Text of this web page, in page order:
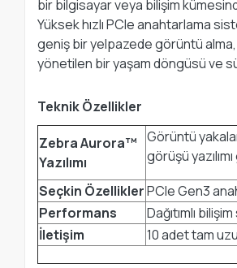
bir bilgisayar veya bilişim
Yüksek hızlı PCIe anahtarlama
geniş bir yelpazede görüntü
yönetilen bir yaşam döngüsü ve
Teknik Özellikler
Zebra Aurora™
Yazılımı
Görüntü
görüşü
Seçkin ÖzelliklerPCIe Gen3
Performans
Dağıtımlı
İletişim
10 adet tam